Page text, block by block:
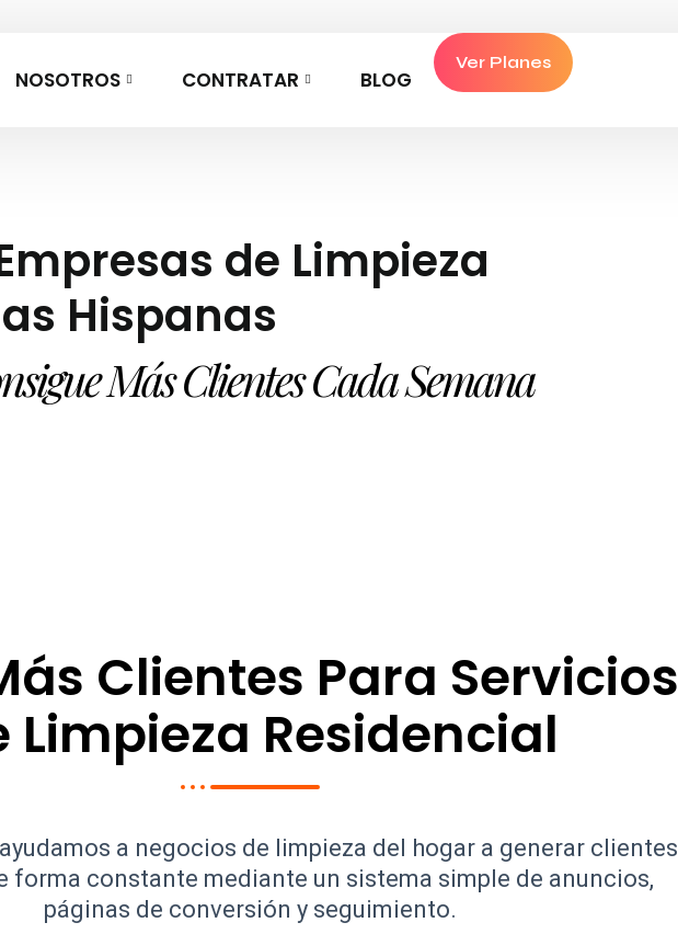
NOSOTROS CONTRATAR BLOG
Ver Planes
de Limpieza
Hispanas
Más Clientes Cada Semana
Clientes Para Servicios
Limpieza Residencial
a negocios de limpieza del hogar a generar clientes
forma constante mediante un sistema simple de anuncios,
páginas de conversión y seguimiento.